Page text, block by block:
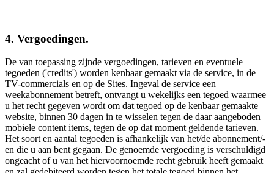
4. Vergoedingen.
De van toepassing zijnde vergoedingen, tarieven en eventuele
tegoeden ('credits') worden kenbaar gemaakt via de service, in de
TV-commercials en op de Sites. Ingeval de service een
weekabonnement betreft, ontvangt u wekelijks een tegoed waarmee
u het recht gegeven wordt om dat tegoed op de kenbaar gemaakte
website, binnen 30 dagen in te wisselen tegen de daar aangeboden
mobiele content items, tegen de op dat moment geldende tarieven.
Het soort en aantal tegoeden is afhankelijk van het/de abonnement/-
en die u aan bent gegaan. De genoemde vergoeding is verschuldigd
ongeacht of u van het hiervoornoemde recht gebruik heeft gemaakt